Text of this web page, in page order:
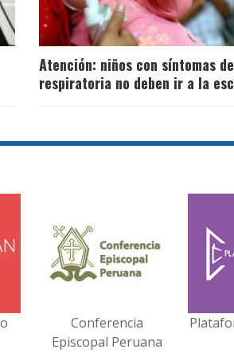
Atención: niños con síntomas
respiratoria no deben ir a la
Conferencia
Episcopal Peruana